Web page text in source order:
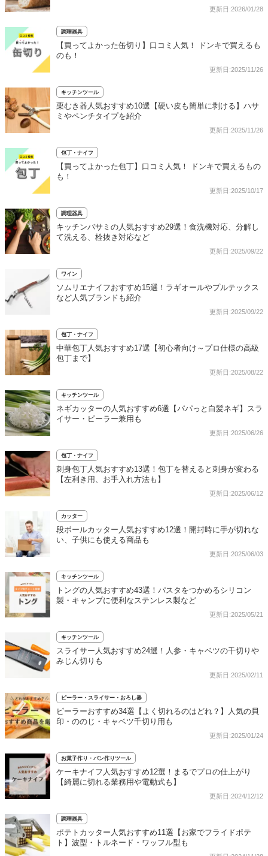
更新日:2026/01/28
調理器具
【買ってよかった缶切り】口コミ人気！ ドンキで買えるも
のも！
更新日:2025/11/26
キッチンツール
栗むき器人気おすすめ10選【硬い皮も簡単に剥ける】ハサ
ミやペンチタイプを紹介
更新日:2025/11/26
包丁・ナイフ
【買ってよかった包丁】口コミ人気！ ドンキで買えるもの
も！
更新日:2025/10/17
調理器具
キッチンバサミの人気おすすめ29選！食洗機対応、分解し
て洗える、栓抜き対応など
更新日:2025/09/22
ワイン
ソムリエナイフおすすめ15選！ラギオールやプルテックス
など人気ブランドも紹介
更新日:2025/09/22
包丁・ナイフ
中華包丁人気おすすめ17選【初心者向け～プロ仕様の高級
包丁まで】
更新日:2025/08/22
キッチンツール
ネギカッターの人気おすすめ6選【パパっと白髪ネギ】スラ
イサー・ピーラー兼用も
更新日:2025/06/26
包丁・ナイフ
刺身包丁人気おすすめ13選！包丁を替えると刺身が変わる
【左利き用、お手入れ方法も】
更新日:2025/06/12
カッター
段ボールカッター人気おすすめ12選！開封時に手が切れな
い、子供にも使える商品も
更新日:2025/06/03
キッチンツール
トングの人気おすすめ43選！パスタをつかめるシリコン
製・キャンプに便利なステンレス製など
更新日:2025/05/21
キッチンツール
スライサー人気おすすめ24選！人参・キャベツの千切りや
みじん切りも
更新日:2025/02/11
ピーラー・スライサー・おろし器
ピーラーおすすめ34選【よく切れるのはどれ？】人気の貝
印・ののじ・キャベツ千切り用も
更新日:2025/01/24
お菓子作り・パン作りツール
ケーキナイフ人気おすすめ12選！まるでプロの仕上がり
【綺麗に切れる業務用や電動式も】
更新日:2024/12/12
調理器具
ポテトカッター人気おすすめ11選【お家でフライドポテ
ト】波型・トルネード・ワッフル型も